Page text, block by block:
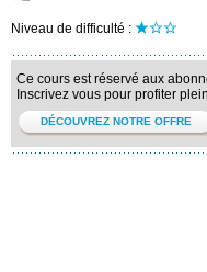
Niveau de difficulté :
Ce cours est réservé aux
Inscrivez vous pour profiter
DÉCOUVREZ NOTRE OFFRE